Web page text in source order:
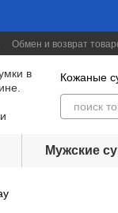
Обмен и возврат
Кожаные
Мужские